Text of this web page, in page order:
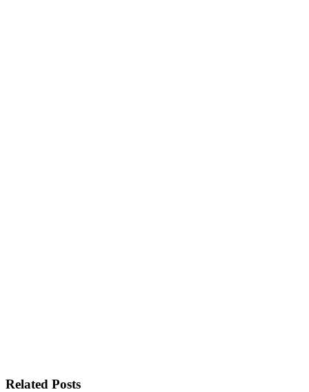
Related Posts